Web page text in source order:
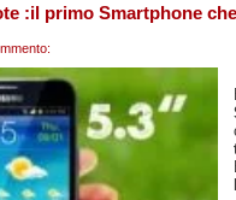
:il primo Smartphone